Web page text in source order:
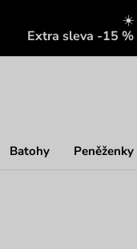
☀️
Extra sleva -15 %
Batohy Peněženky